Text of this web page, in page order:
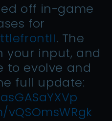
off in-game
for
. The
your input, and
to evolve and
full update: